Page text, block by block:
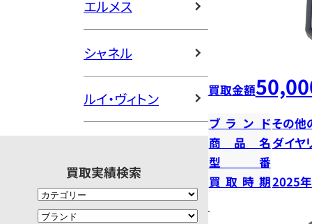
エルメス
シャネル
ルイ・ヴィトン
買取実績検索
買取金額
ブランドその他
商品名ダイヤ
型番
買取時期2025